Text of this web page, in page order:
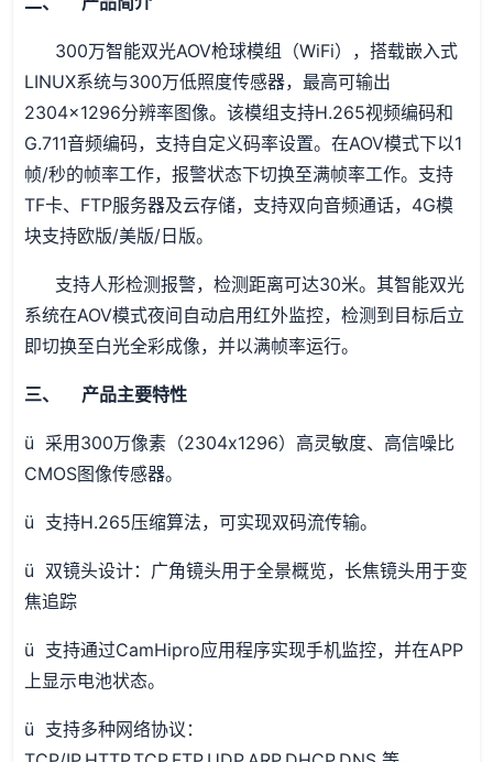
300万智能双光AOV枪球模组（WiFi），搭载嵌入式
LINUX系统与300万低照度传感器，最高可输出
2304×1296分辨率图像。该模组支持H.265视频编码和
G.711音频编码，支持自定义码率设置。在AOV模式下以1
帧/秒的帧率工作，报警状态下切换至满帧率工作。支持
TF卡、FTP服务器及云存储，支持双向音频通话，4G模
块支持欧版/美版/日版。
支持人形检测报警，检测距离可达30米。其智能双光
系统在AOV模式夜间自动启用红外监控，检测到目标后立
即切换至白光全彩成像，并以满帧率运行。
三、 产品主要特性
ü 采用300万像素（2304x1296）高灵敏度、高信噪比
CMOS图像传感器。
ü 支持H.265压缩算法，可实现双码流传输。
ü 双镜头设计：广角镜头用于全景概览，长焦镜头用于变
焦追踪
ü 支持通过CamHipro应用程序实现手机监控，并在APP
上显示电池状态。
ü 支持多种网络协议：